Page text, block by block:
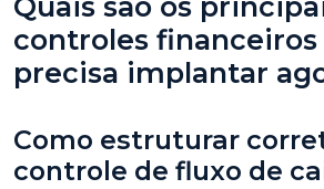
Quais são os
controles financeiros
precisa implantar
Como estruturar
controle de fluxo de